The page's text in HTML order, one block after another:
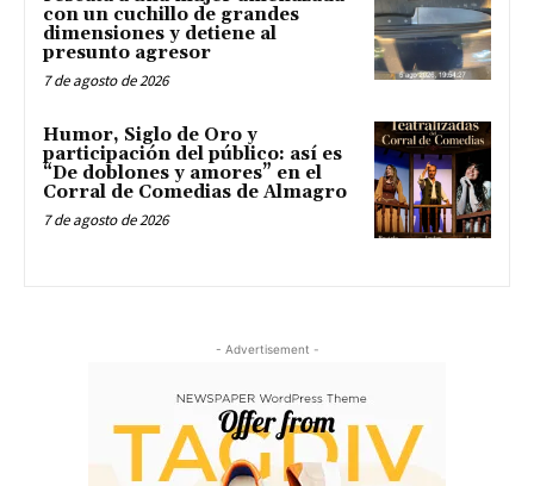
con un cuchillo de grandes
dimensiones y detiene al
presunto agresor
7 de agosto de 2026
Humor, Siglo de Oro y
participación del público: así es
“De doblones y amores” en el
Corral de Comedias de Almagro
7 de agosto de 2026
- Advertisement -